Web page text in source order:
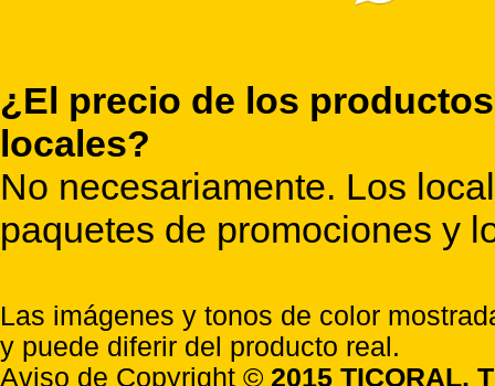
¿El precio de los
locales?
No necesariamente. Los
paquetes de promociones y
Las imágenes y tonos de color
y puede diferir del producto real.
Aviso de Copyright © 2015 TICORAL,